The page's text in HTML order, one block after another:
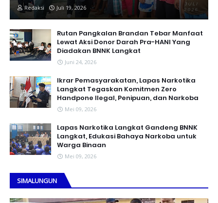
Redaksi Juli 19, 2026
Rutan Pangkalan Brandan Tebar Manfaat
Lewat Aksi Donor Darah Pra-HANI Yang
Diadakan BNNK Langkat
Juni 24, 2026
Ikrar Pemasyarakatan, Lapas Narkotika
Langkat Tegaskan Komitmen Zero
Handpone llegal, Penipuan, dan Narkoba
Mei 09, 2026
Lapas Narkotika Langkat Gandeng BNNK
Langkat, Edukasi Bahaya Narkoba untuk
Warga Binaan
Mei 09, 2026
SIMALUNGUN